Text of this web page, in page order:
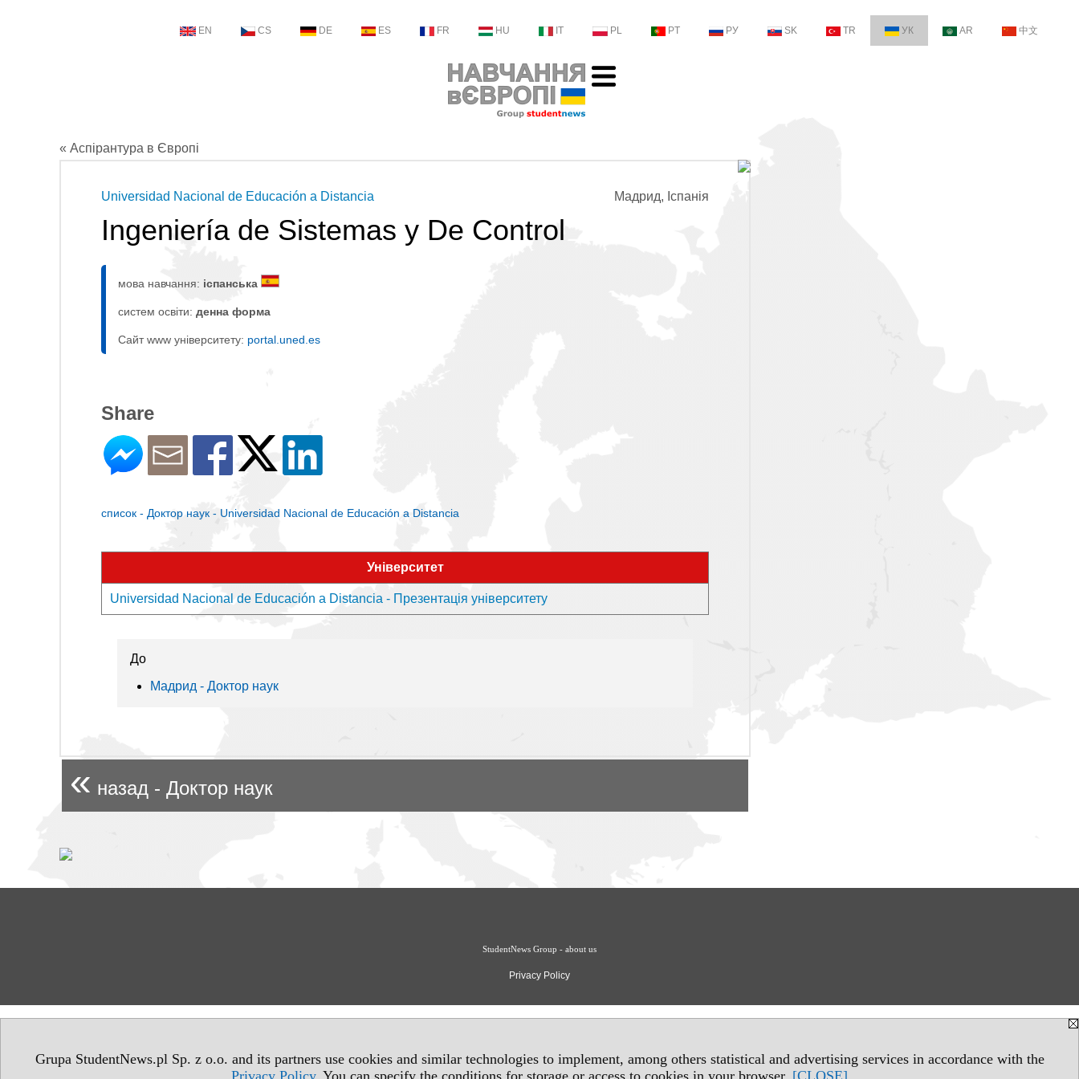
Grupa StudentNews.pl Sp. z o.o. and its partners use cookies and similar technologies to implement, among others statistical and advertising services in accordance with the
Privacy Policy. You can specify the conditions for storage or access to cookies in your browser. [CLOSE]
EN CS DE ES FR HU IT PL PT РУ SK TR УК AR 中文
« Аспірантура в Європі
Мадрид, Іспанія
Universidad Nacional de Educación a Distancia
Ingeniería de Sistemas y De Control
мова навчання: іспанська
систем освіти: денна форма
Сайт www університету: portal.uned.es
Share
список - Доктор наук - Universidad Nacional de Educación a Distancia
Університет
Universidad Nacional de Educación a Distancia - Презентація університету
До
Мадрид - Доктор наук
« назад - Доктор наук
StudentNews Group - about us
Privacy Policy